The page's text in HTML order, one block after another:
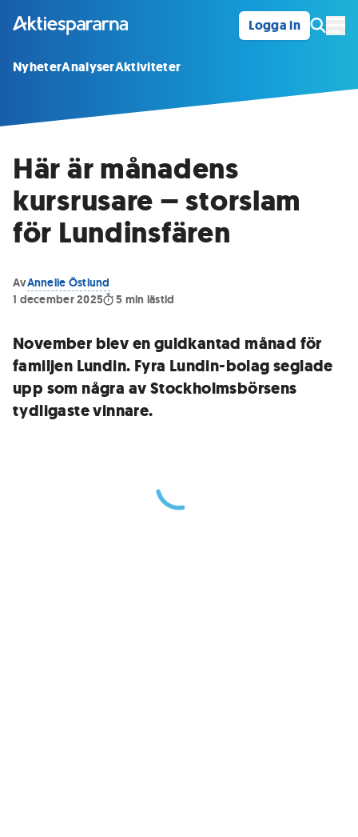
Logga in
NyheterAnalyserAktiviteter
Här är månadens
kursrusare – storslam
för Lundinsfären
AvAnnelie Östlund
1 december 2025
5 min lästid
November blev en guldkantad månad för
familjen Lundin. Fyra Lundin-bolag seglade
upp som några av Stockholmsbörsens
tydligaste vinnare.